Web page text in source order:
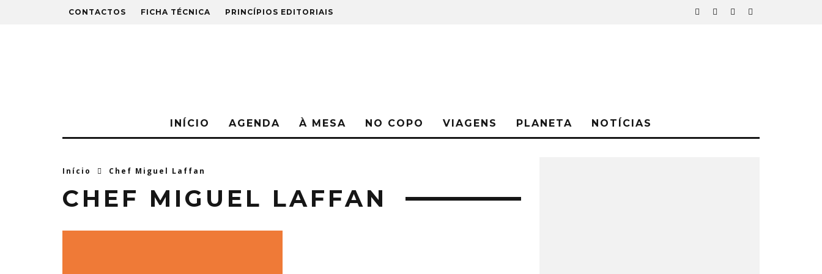
CONTACTOS FICHA TÉCNICA PRINCÍPIOS EDITORIAIS
INÍCIO AGENDA À MESA NO COPO VIAGENS PLANETA NOTÍCIAS
Início Chef Miguel Laffan
CHEF MIGUEL LAFFAN